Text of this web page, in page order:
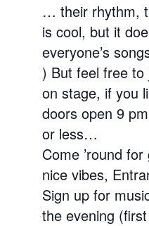
… their rhythm,
is cool, but it
everyone’s
) But feel free to
on stage, if you
doors open 9
or less…
Come ’round
nice vibes,
Sign up for
the evening